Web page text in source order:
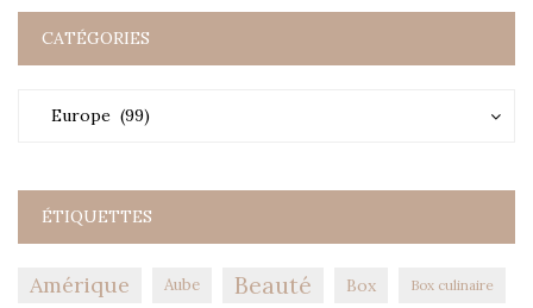
CATÉGORIES
Europe (99)
ÉTIQUETTES
Amérique Aube Beauté Box Box culinaire